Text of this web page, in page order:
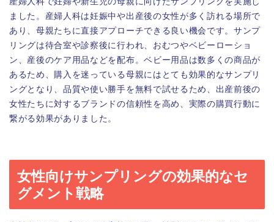
ました。産婦人科は妊娠中や出産後の女性が多く訪れる場所で
あり、母親たちに直接アプローチできる良い機会です。サンプ
リングは待合室や診察後に行われ、おむつやベビーローショ
ン、産後のケア用品などを配布。ベビー用品は数多くの商品が
あるため、購入を迷っている母親にはとても効果的なサンプリ
ングとなり、品質や使い勝手を無料で試せるため、出産前後の
女性たちに対するブランドの信頼性を高め、実際の購買行動に
繋がる効果がありました。
女性向けサンプリングの効果的なセ
グメント戦略